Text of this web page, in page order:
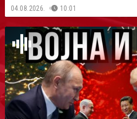
04.08.2026. 10:01